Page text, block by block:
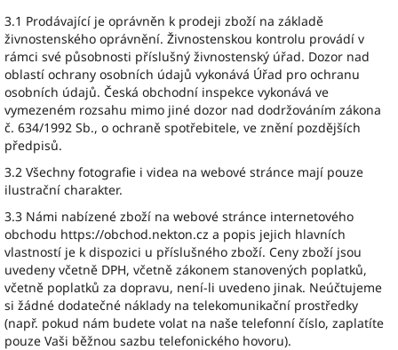
3.1 Prodávající je oprávněn k prodeji zboží na základě
živnostenského oprávnění. Živnostenskou kontrolu provádí v
rámci své působnosti příslušný živnostenský úřad. Dozor nad
oblastí ochrany osobních údajů vykonává Úřad pro ochranu
osobních údajů. Česká obchodní inspekce vykonává ve
vymezeném rozsahu mimo jiné dozor nad dodržováním zákona
č. 634/1992 Sb., o ochraně spotřebitele, ve znění pozdějších
předpisů.
3.2 Všechny fotografie i videa na webové stránce mají pouze
ilustrační charakter.
3.3 Námi nabízené zboží na webové stránce internetového
obchodu https://obchod.nekton.cz a popis jejich hlavních
vlastností je k dispozici u příslušného zboží. Ceny zboží jsou
uvedeny včetně DPH, včetně zákonem stanovených poplatků,
včetně poplatků za dopravu, není-li uvedeno jinak. Neúčtujeme
si žádné dodatečné náklady na telekomunikační prostředky
(např. pokud nám budete volat na naše telefonní číslo, zaplatíte
pouze Vaši běžnou sazbu telefonického hovoru).